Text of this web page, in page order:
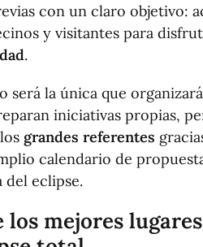
con un claro objetivo:
y visitantes para
.
será la única que
iniciativas propias,
grandes referentes
calendario de
del eclipse.
los mejores